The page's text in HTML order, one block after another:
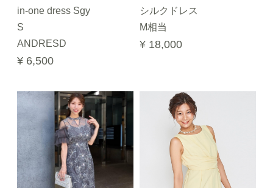
in-one dress Sgy
S
ANDRESD
¥ 6,500
シルクドレス
M相当
¥ 18,000